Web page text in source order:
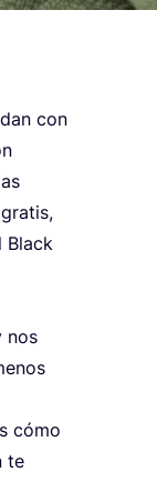
con
Black
nos
cómo
te